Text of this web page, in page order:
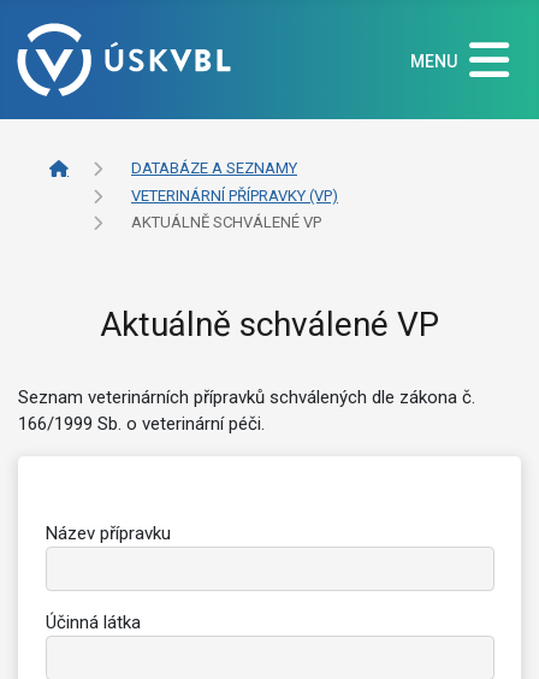
MENU
DATABÁZE A SEZNAMY
VETERINÁRNÍ PŘÍPRAVKY (VP)
AKTUÁLNĚ SCHVÁLENÉ VP
Aktuálně schválené VP
Seznam veterinárních přípravků schválených dle zákona č.
166/1999 Sb. o veterinární péči.
Název přípravku
Účinná látka